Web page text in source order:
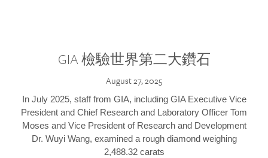
GIA 檢驗世界第二大鑽石
August 27, 2025
In July 2025, staff from GIA, including GIA Executive Vice
President and Chief Research and Laboratory Officer Tom
Moses and Vice President of Research and Development
Dr. Wuyi Wang, examined a rough diamond weighing
2,488.32 carats